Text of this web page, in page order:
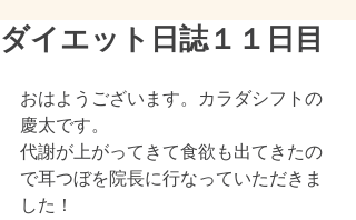
ダイエット日誌１１日目
おはようございます。カラダシフトの
慶太です。
代謝が上がってきて食欲も出てきたの
で耳つぼを院長に行なっていただきま
した！